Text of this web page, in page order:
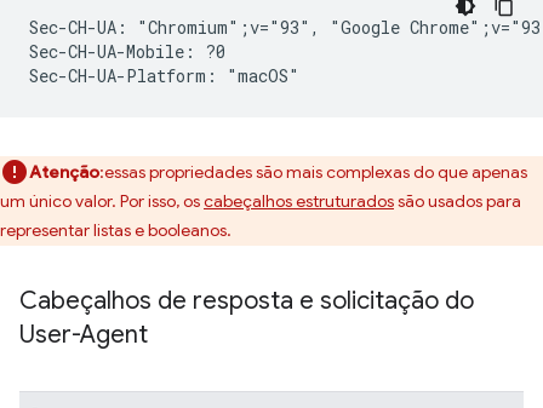
Sec-CH-UA: "Chromium";v="93", "Google
Sec-CH-UA-Mobile: ?0
Atenção:essas propriedades são mais complexas do que apenas
um único valor. Por isso, oscabeçalhos estruturadossão usados para
representar listas e booleanos.
Cabeçalhos de resposta e solicitação do
User-Agent